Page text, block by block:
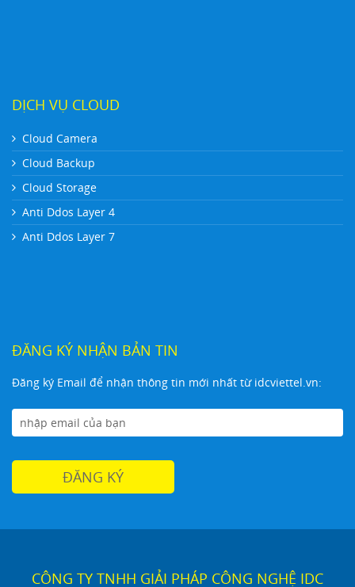
DỊCH VỤ CLOUD
Cloud Camera
Cloud Backup
Cloud Storage
Anti Ddos Layer 4
Anti Ddos Layer 7
ĐĂNG KÝ NHẬN BẢN TIN
Đăng ký Email để nhận thông tin mới nhất từ idcviettel.vn:
CÔNG TY TNHH GIẢI PHÁP CÔNG NGHỆ IDC